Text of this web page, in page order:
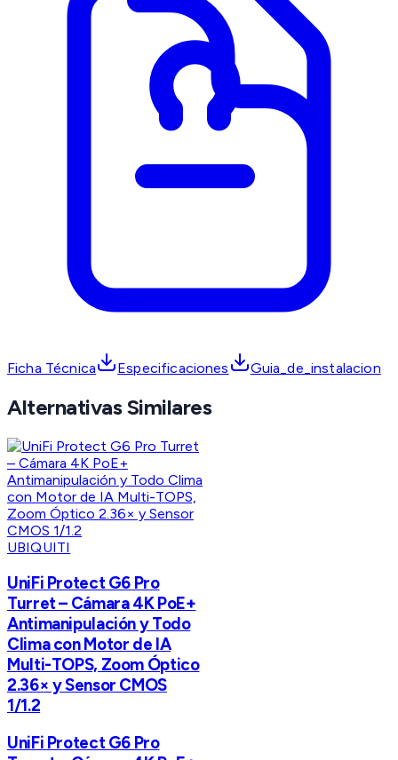
Ficha Técnica Especificaciones Guia_de_instalacion
Alternativas Similares
UBIQUITI
UniFi Protect G6 Pro
Turret – Cámara 4K PoE+
Antimanipulación y Todo
Clima con Motor de IA
Multi-TOPS, Zoom Óptico
2.36× y Sensor CMOS
1/1.2
UniFi Protect G6 Pro